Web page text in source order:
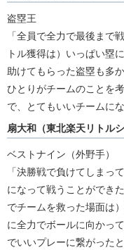
盗塁王
「全員で全力で最後まで
トル獲得は）いっぱい塁
助けてもらった盗塁も多
ひとりがチームのことを
で、とてもいいチームに
扇大和（東北楽天リトルシ
ベストナイン（外野手）
「決勝戦で負けてしまっ
になって戦うことができ
でチームを救った場面は
に全力でボールに向かっ
でいいプレーに繋がったと